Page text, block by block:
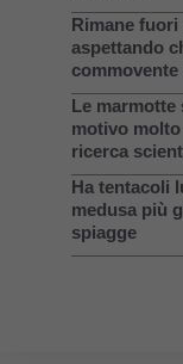
Rimane fuori
aspettando
Le marmotte
motivo
ricerca
Ha tentacoli
medusa più
spiagge